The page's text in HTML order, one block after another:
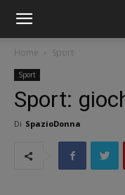
Home Sport
Sport
Sport:
Di SpazioDonna